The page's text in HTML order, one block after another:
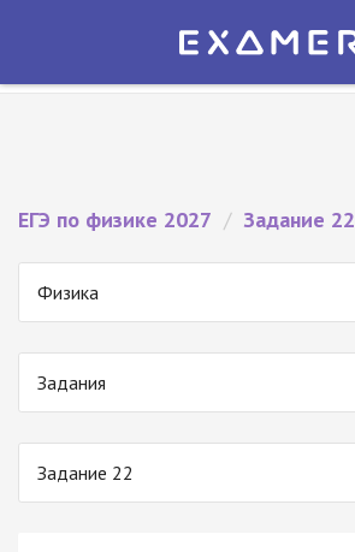
Экзамер — ЕГЭ 2027
ЕГЭ по физике 2027 / Задание 22
Физика
Задания
Задание 22